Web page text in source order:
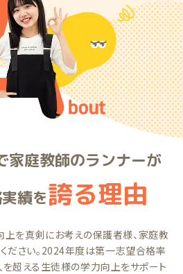
家庭教師のランナーが
績を誇る理由
を真剣にお考えの保護者様、家庭教
ださい。2024年度は第一志望合格率
超える生徒様の学力向上をサポート